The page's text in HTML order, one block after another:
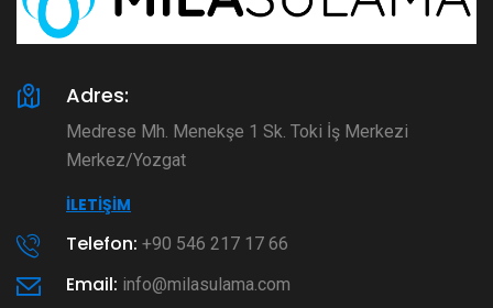
Adres:
Medrese Mh. Menekşe 1 Sk. Toki İş Merkezi
Merkez/Yozgat
İLETIŞIM
Telefon: +90 546 217 17 66
Email: info@milasulama.com